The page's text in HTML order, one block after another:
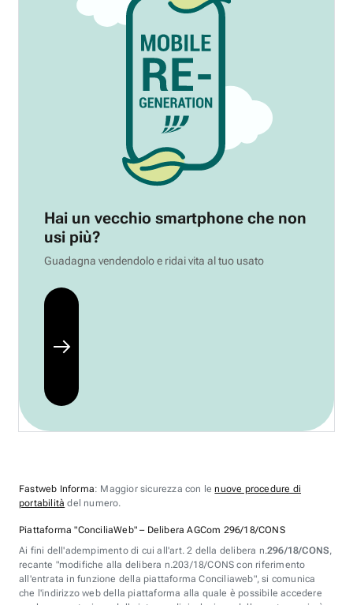
Hai un vecchio smartphone che non
usi più?
Guadagna vendendolo e ridai vita al tuo usato
Fastweb Informa: Maggior sicurezza con lenuove procedure di
portabilità del numero.
Piattaforma "ConciliaWeb" – Delibera AGCom 296/18/CONS
Ai fini dell'adempimento di cui all'art. 2 della delibera n.296/18/CONS,
recante "modifiche alla delibera n.203/18/CONS con riferimento
all'entrata in funzione della piattaforma Conciliaweb", si comunica
che l'indirizzo web della piattaforma alla quale è possibile accedere